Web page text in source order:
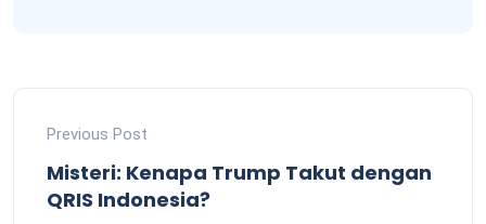
Previous Post
Misteri: Kenapa Trump Takut dengan
QRIS Indonesia?